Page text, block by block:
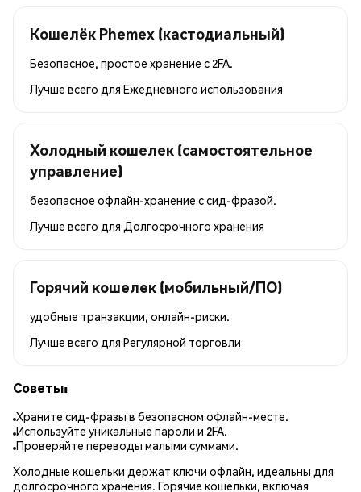
Кошелёк Phemex (кастодиальный)
Безопасное, простое хранение с 2FA.
Лучше всего для Ежедневного использования
Холодный кошелек (самостоятельное
управление)
безопасное офлайн-хранение с сид-фразой.
Лучше всего для Долгосрочного хранения
Горячий кошелек (мобильный/ПО)
удобные транзакции, онлайн-риски.
Лучше всего для Регулярной торговли
Советы:
Храните сид-фразы в безопасном офлайн-месте.
Используйте уникальные пароли и 2FA.
Проверяйте переводы малыми суммами.
Холодные кошельки держат ключи офлайн, идеальны для
долгосрочного хранения. Горячие кошельки, включая